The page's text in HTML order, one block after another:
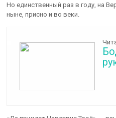
Но единственный раз в году, на
ныне, присно и во веки.